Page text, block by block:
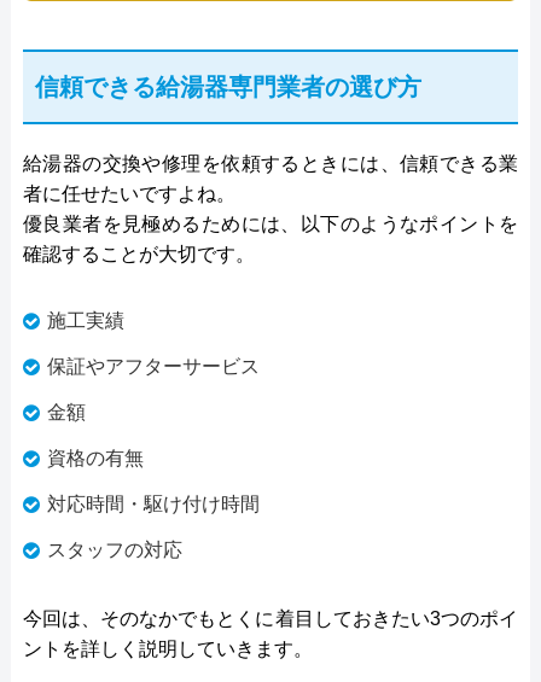
信頼できる給湯器専門業者の選び方
給湯器の交換や修理を依頼するときには、信頼できる業
者に任せたいですよね。
優良業者を見極めるためには、以下のようなポイントを
確認することが大切です。
施工実績
保証やアフターサービス
金額
資格の有無
対応時間・駆け付け時間
スタッフの対応
今回は、そのなかでもとくに着目しておきたい3つのポイ
ントを詳しく説明していきます。